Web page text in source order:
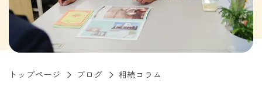
トップページ ブログ 相続コラム